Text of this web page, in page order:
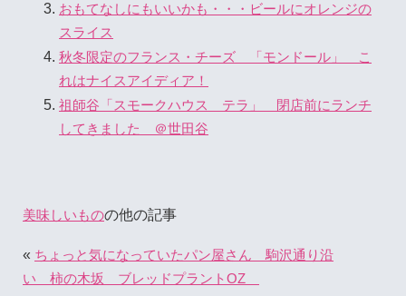
おもてなしにもいいかも・・・ビールにオレンジの
スライス
秋冬限定のフランス・チーズ 「モンドール」 こ
れはナイスアイディア！
祖師谷「スモークハウス テラ」 閉店前にランチ
してきました ＠世田谷
美味しいものの他の記事
« ちょっと気になっていたパン屋さん 駒沢通り沿
い 柿の木坂 ブレッドプラントOZ